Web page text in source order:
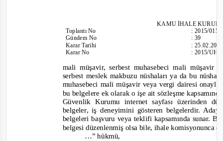
KAMU İHALE
ToplantıNo
Gündem No
Karar Tarihi
Karar No
:2015/015
:39
:
:2015/
mali müşavir, serbest muhasebeci mali
serbest meslek makbuzu nüshaları ya da bu
muhasebeci mali müşavir veya vergi dairesi onaylı
bu belgelere ek olarak o işe ait sözleşme
Güvenlik Kurumu internet sayfası üzerinden
belgeler, iş deneyimini gösteren belgelerdir.
belgeleri başvuru veya teklifi kapsamında sunar.
belgesi düzenlenmiş olsa bile, ihale komisyonunca
…”hükmü,